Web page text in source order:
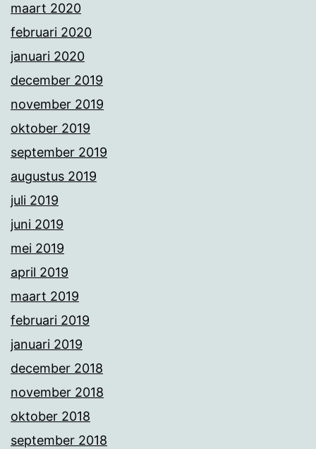
maart 2020
februari 2020
januari 2020
december 2019
november 2019
oktober 2019
september 2019
augustus 2019
juli 2019
juni 2019
mei 2019
april 2019
maart 2019
februari 2019
januari 2019
december 2018
november 2018
oktober 2018
september 2018